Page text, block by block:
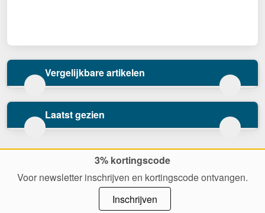
Vergelijkbare artikelen
Laatst gezien
3% kortingscode
Voor newsletter inschrijven en kortingscode ontvangen.
Inschrijven